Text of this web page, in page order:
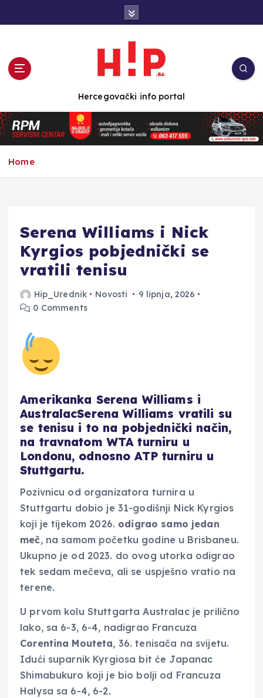
n
t
e
Hercegovački info portal
Home
Serena Williams i Nick
Kyrgios pobjednički se
vratili tenisu
Hip_Urednik Novosti
9 lipnja, 2026
0 Comments
Amerikanka Serena Williams i
AustralacSerena Williams vratili su
se tenisu i to na pobjednički način,
na travnatom WTA turniru u
Londonu, odnosno ATP turniru u
Stuttgartu.
Pozivnicu od organizatora turnira u
Stuttgartu dobio je 31-godišnji Nick Kyrgios
koji je tijekom 2026. odigrao samo jedan
meč, na samom početku godine u Brisbaneu.
Ukupno je od 2023. do ovog utorka odigrao
tek sedam mečeva, ali se uspješno vratio na
terene.
U prvom kolu Stuttgarta Australac je prilično
lako, sa 6-3, 6-4, nadigrao Francuza
Corentina Mouteta, 36. tenisača na svijetu.
Idući suparnik Kyrgiosa bit će Japanac
Shimabukuro koji je bio bolji od Francuza
Halysa sa 6-4, 6-2.